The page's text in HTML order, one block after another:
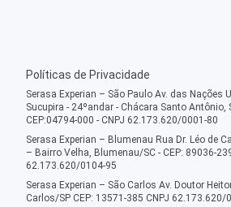
Políticas de Privacidade
Serasa Experian – São Paulo Av. das Nações
Sucupira - 24ºandar - Chácara Santo Antônio,
CEP:04794-000 - CNPJ 62.173.620/0001-80
Serasa Experian – Blumenau Rua Dr. Léo de
– Bairro Velha, Blumenau/SC - CEP: 89036-
62.173.620/0104-95
Serasa Experian – São Carlos Av. Doutor
Carlos/SP CEP: 13571-385 CNPJ 62.173.620/